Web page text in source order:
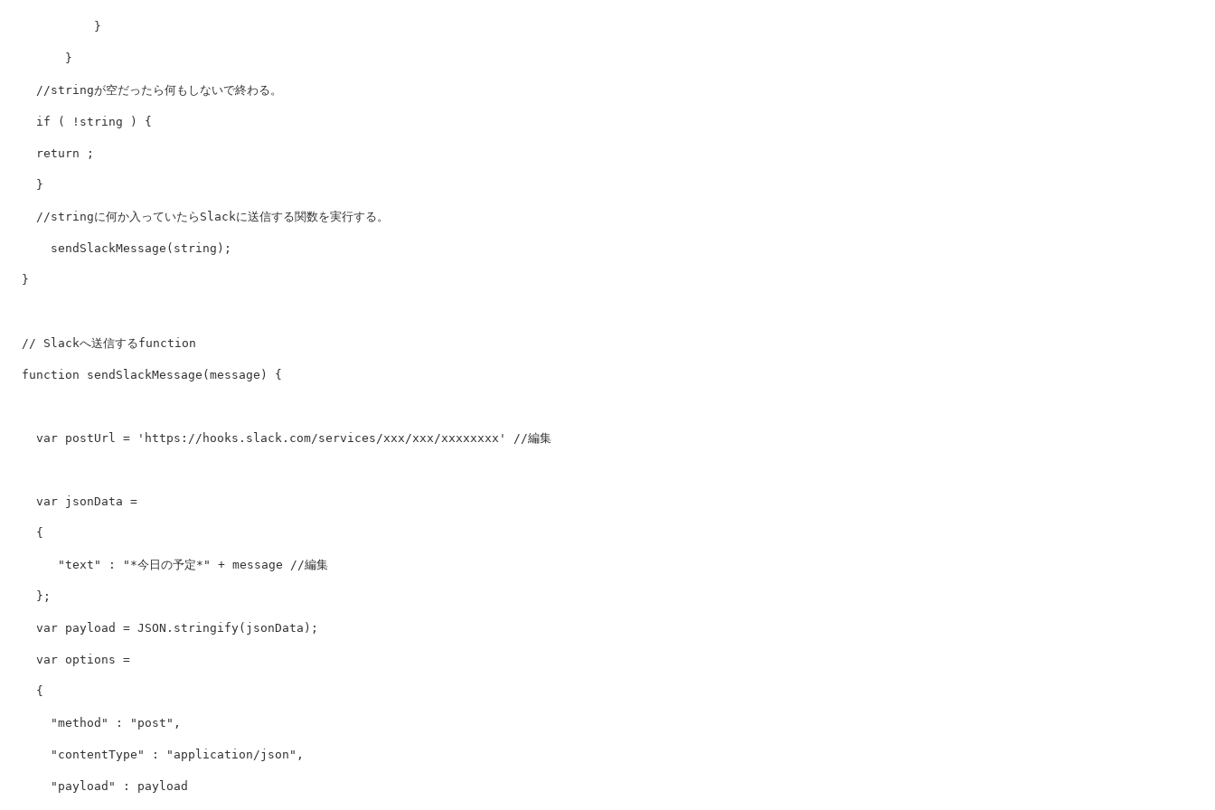
}
}
//stringが空だったら何もしないで終わる。
if ( ! string ) {
return ;
}
//stringに何か入っていたらSlackに送信する関数を実行する。
sendSlackMessage ( string );
}
// Slackへ送信するfunction
function sendSlackMessage ( message ) {
var postUrl = ' https://hooks.slack.com/services/xxx/xxx/xxxxxxxx ' //編集
var jsonData =
{
"text " : " *今日の予定* " + message //編集
};
var payload = JSON . stringify( jsonData );
var options =
{
"method " : " post " ,
" contentType " : " application/json " ,
" payload " : payload